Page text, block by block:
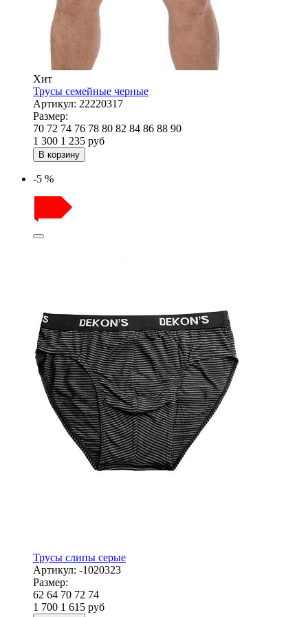
Хит
Трусы семейные черные
Артикул: 22220317
Размер:
70 72 74 76 78 80 82 84 86 88 90
1 300 1 235 руб
В корзину
-5 %
Трусы слипы серые
Артикул: -1020323
Размер:
62 64 70 72 74
1 700 1 615 руб